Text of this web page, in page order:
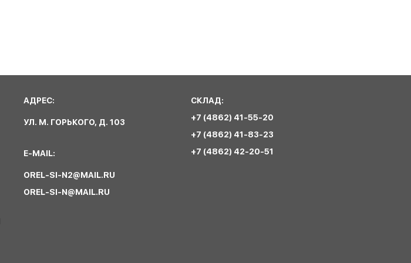
АДРЕС:
УЛ. М. ГОРЬКОГО, Д. 103
E-MAIL:
OREL-SI-N2@MAIL.RU
OREL-SI-N@MAIL.RU
СКЛАД:
+7 (4862) 41-55-20
+7 (4862) 41-83-23
+7 (4862) 42-20-51